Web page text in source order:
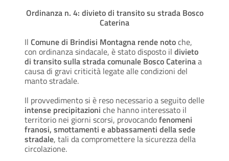
Ordinanza n. 4: divieto di transito su strada Bosco
Caterina
Il Comune di Brindisi Montagna rende notoche,
con ordinanza sindacale, è stato disposto il divieto
di transito sulla strada comunale Bosco Caterinaa
causa di gravi criticità legate alle condizioni del
manto stradale.
Il provvedimento si è reso necessario a seguito delle
intense precipitazioni che hanno interessato il
territorio nei giorni scorsi, provocandofenomeni
franosi, smottamenti e abbassamenti della sede
stradale, tali da compromettere la sicurezza della
circolazione.